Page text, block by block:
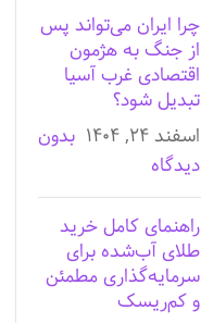
چرا ایران می‌تواند پس
از جنگ به هژمون
اقتصادی غرب آسیا
تبدیل شود؟
اسفند ۲۴, ۱۴۰۴
بدون
دیدگاه
راهنمای کامل خرید
طلای آب‌شده برای
سرمایه‌گذاری مطمئن
و کم‌ریسک